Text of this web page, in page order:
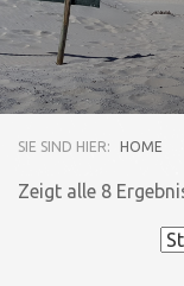
SIE SIND HIER: HOME
Zeigt alle 8